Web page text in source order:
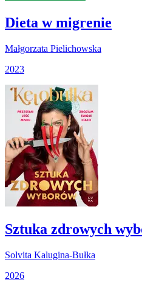
Dieta w migrenie
Małgorzata Pielichowska
2023
Sztuka zdrowych
Solvita Kalugina-Bułka
2026